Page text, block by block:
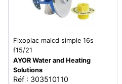
Fixoplac malcd simple 16s
f15/21
AYOR Water and Heating
Solutions
Réf : 303510110